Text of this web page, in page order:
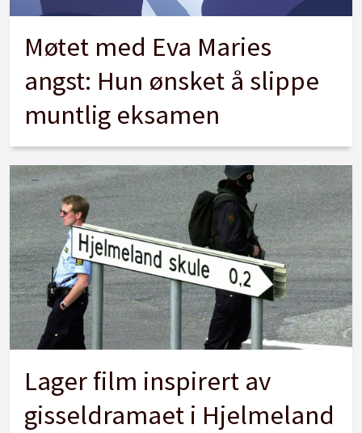
Møtet med Eva Maries
angst: Hun ønsket å slippe
muntlig eksamen
Lager film inspirert av
gisseldramaet i Hjelmeland